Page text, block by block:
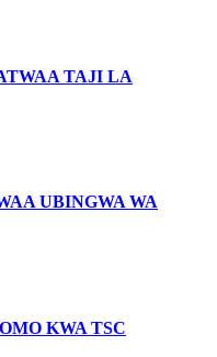
TAJI LA
UBINGWA WA
KWA TSC